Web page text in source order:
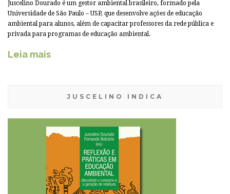
Juscelino Dourado é um gestor ambiental brasileiro, formado pela
Universidade de São Paulo – USP, que desenvolve ações de educação
ambiental para alunos, além de capacitar professores da rede pública e
privada para programas de educação ambiental.
Leia mais
JUSCELINO INDICA